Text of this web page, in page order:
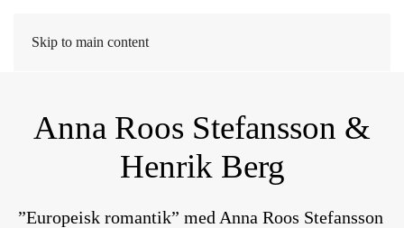
Skip to main content
MENY
Anna Roos Stefansson &
Henrik Berg
”Europeisk romantik” med Anna Roos Stefansson